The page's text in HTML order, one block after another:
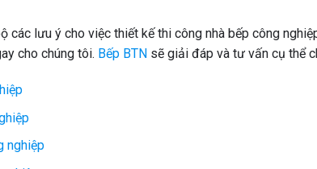
các lưu ý cho việc thiết kế thi công nhà bếp công
cho chúng tôi. Bếp BTN sẽ giải đáp và tư vấn cụ thể
nghiệp